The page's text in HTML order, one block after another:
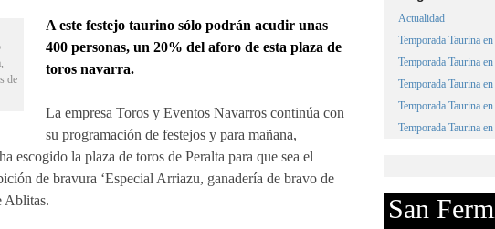
de
A este festejo taurino sólo podrán acudir unas
400 personas, un 20% del aforo de esta plaza de
toros navarra.
La empresa Toros y Eventos Navarros continúa con
su programación de festejos y para mañana,
escogido la plaza de toros de Peralta para que sea el
de bravura ‘Especial Arriazu, ganadería de bravo de
Ablitas.
Actualidad
Temporada Taurina
Temporada Taurina
Temporada Taurina
Temporada Taurina
Temporada Taurina
San